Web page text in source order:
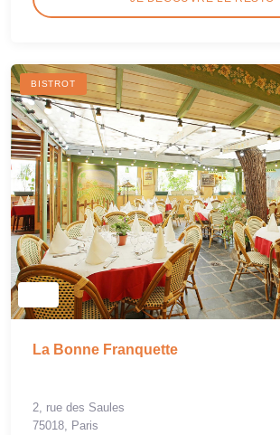
BISTROT
La Bonne Franquette
2, rue des Saules
75018, Paris